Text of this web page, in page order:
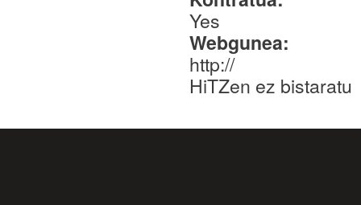
Yes
Webgunea:
http://
HiTZen ez bistaratu